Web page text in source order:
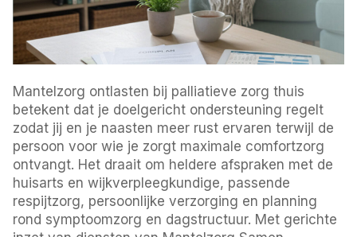
Mantelzorg ontlasten bij palliatieve zorg thuis
betekent dat je doelgericht ondersteuning regelt
zodat jij en je naasten meer rust ervaren terwijl de
persoon voor wie je zorgt maximale comfortzorg
ontvangt. Het draait om heldere afspraken met de
huisarts en wijkverpleegkundige, passende
respijtzorg, persoonlijke verzorging en planning
rond symptoomzorg en dagstructuur. Met gerichte